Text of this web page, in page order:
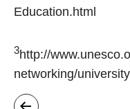
Education.html
3http://
networking/